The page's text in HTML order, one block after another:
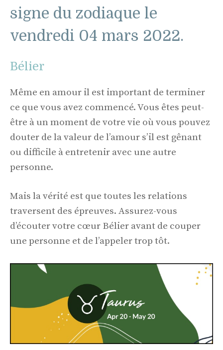
signe du zodiaque le
vendredi 04 mars 2022.
Bélier
Même en amour il est important de terminer
ce que vous avez commencé. Vous êtes peut-
être à un moment de votre vie où vous pouvez
douter de la valeur de l’amour s’il est gênant
ou difficile à entretenir avec une autre
personne.
Mais la vérité est que toutes les relations
traversent des épreuves. Assurez-vous
d’écouter votre cœur Bélier avant de couper
une personne et de l’appeler trop tôt.